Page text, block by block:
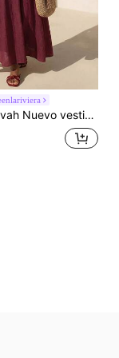
de vacaciones con tela de lino burdeos de corte holgado, cuello con volantes y silueta evasé sin mangas, adecuado para uso diario, vacaciones, festivales de música, viajes, playas, fiestas, atuendos de aeropuerto, atuendos de brunch, estilo bohemio, nómada, casual, para ir y venir, graduación, concierto country